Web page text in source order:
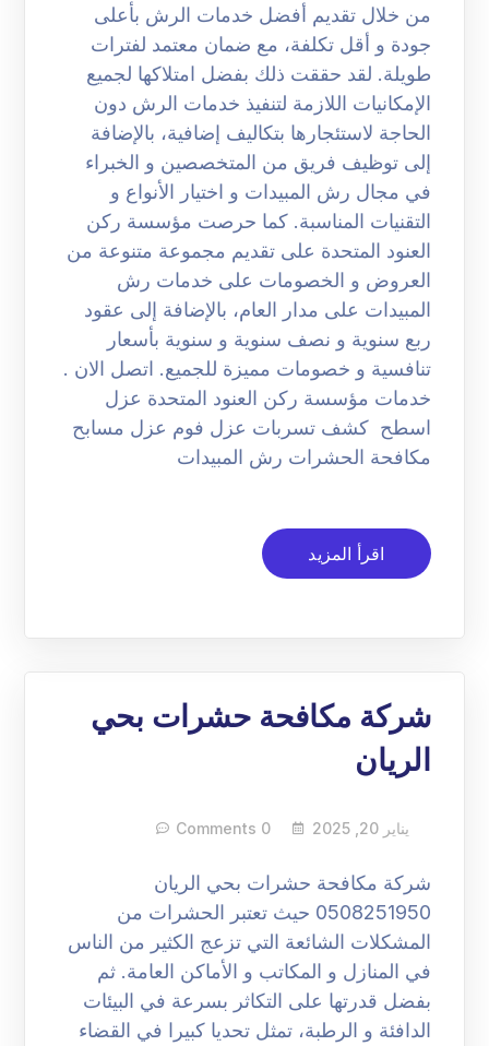
من خلال تقديم أفضل خدمات الرش بأعلى
جودة و أقل تكلفة، مع ضمان معتمد لفترات
طويلة. لقد حققت ذلك بفضل امتلاكها لجميع
الإمكانيات اللازمة لتنفيذ خدمات الرش دون
الحاجة لاستئجارها بتكاليف إضافية، بالإضافة
إلى توظيف فريق من المتخصصين و الخبراء
في مجال رش المبيدات و اختيار الأنواع و
التقنيات المناسبة. كما حرصت مؤسسة ركن
العنود المتحدة على تقديم مجموعة متنوعة من
العروض و الخصومات على خدمات رش
المبيدات على مدار العام، بالإضافة إلى عقود
ربع سنوية و نصف سنوية و سنوية بأسعار
تنافسية و خصومات مميزة للجميع. اتصل الان .
خدمات مؤسسة ركن العنود المتحدة عزل
اسطح كشف تسربات عزل فوم عزل مسابح
مكافحة الحشرات رش المبيدات
اقرأ المزيد
شركة مكافحة حشرات بحي
الريان
يناير 20, 2025 0 Comments
شركة مكافحة حشرات بحي الريان
0508251950 حيث تعتبر الحشرات من
المشكلات الشائعة التي تزعج الكثير من الناس
في المنازل و المكاتب و الأماكن العامة. ثم
بفضل قدرتها على التكاثر بسرعة في البيئات
الدافئة و الرطبة، تمثل تحديا كبيرا في القضاء